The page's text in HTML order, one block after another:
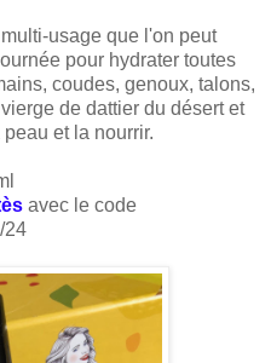
usage que l'on peut
pour hydrater toutes
coudes, genoux, talons,
de dattier du désert et
et la nourrir.
avec le code
24